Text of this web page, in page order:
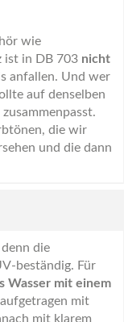
wie
ist in DB 703 nicht
anfallen. Und wer
auf denselben
die wir
und die dann
die
beständig. Für
Wasser mit einem
mit
mit klarem